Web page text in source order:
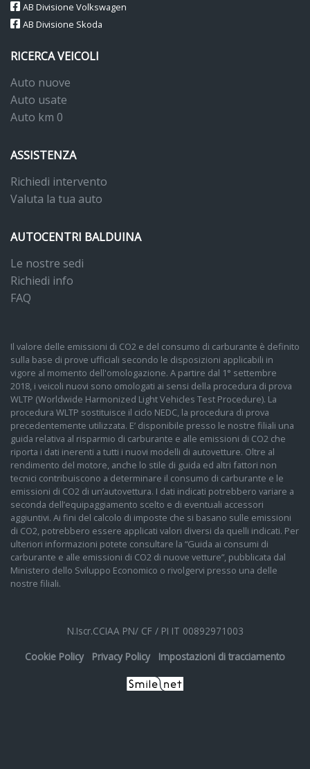
AB Divisione Volkswagen
AB Divisione Skoda
RICERCA VEICOLI
Auto nuove
Auto usate
Auto km 0
ASSISTENZA
Richiedi intervento
Valuta la tua auto
AUTOCENTRI BALDUINA
Le nostre sedi
Richiedi info
FAQ
Il valore delle emissioni di CO2 e del consumo di carburante è definito
sulla base di prove ufficiali secondo le disposizioni applicabili in
vigore al momento dell'omologazione. A partire dal 1° settembre
2018, i veicoli nuovi sono omologati ai sensi della procedura di prova
WLTP (Worldwide Harmonized Light Vehicles Test Procedure). La
procedura WLTP sostituisce il ciclo NEDC, la procedura di prova
precedentemente utilizzata. E’ disponibile presso le nostre filiali una
guida relativa al risparmio di carburante e alle emissioni di CO2 che
riporta i dati inerenti a tutti i nuovi modelli di autovetture. Oltre al
rendimento del motore, anche lo stile di guida ed altri fattori non
tecnici contribuiscono a determinare il consumo di carburante e le
emissioni di CO2 di un’autovettura. I dati indicati potrebbero variare a
seconda dell’equipaggiamento scelto e di eventuali accessori
aggiuntivi. Ai fini del calcolo di imposte che si basano sulle emissioni
di CO2, potrebbero essere applicati valori diversi da quelli indicati. Per
ulteriori informazioni potete consultare la “Guida ai consumi di
carburante e alle emissioni di CO2 di nuove vetture”, pubblicata dal
Ministero dello Sviluppo Economico o rivolgervi presso una delle
nostre filiali.
N.Iscr.CCIAA PN/ CF / PI IT 00892971003
Cookie Policy
Privacy Policy Impostazioni di tracciamento